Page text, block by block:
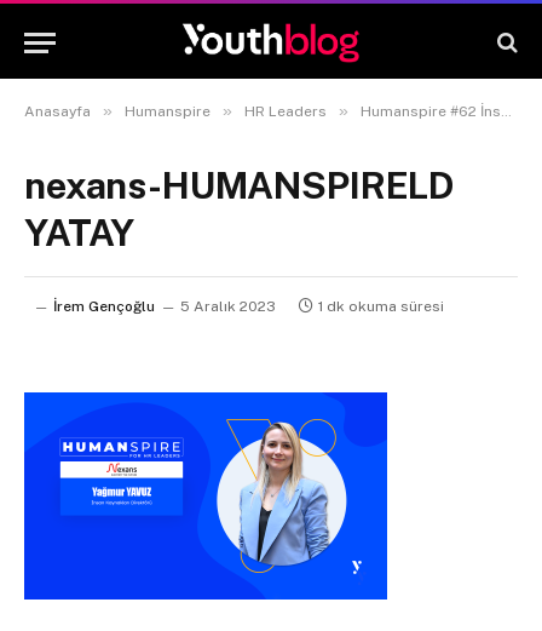
Anasayfa » Humanspire » HR Leaders » Humanspire #62 İnsan Kaynakları Direktörü Yağmur Yavuz
nexans-HUMANSPIRELD
YATAY
İrem Gençoğlu 5 Aralık 2023 1 dk okuma süresi